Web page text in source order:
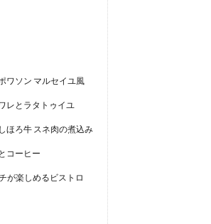
ワソン マルセイユ風
レとラタトゥイユ
ほろ牛 スネ肉の煮込み
コーヒー
が楽しめるビストロ